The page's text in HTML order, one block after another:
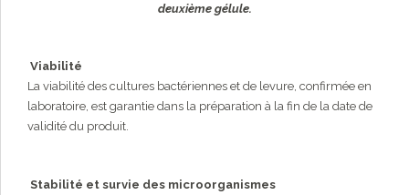
deuxième gélule.
Viabilité
La viabilité des cultures bactériennes et de levure, confirmée en
laboratoire, est garantie dans la préparation à la fin de la date de
validité du produit.
Stabilité et survie des microorganismes